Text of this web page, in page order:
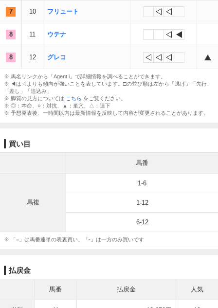
7 10 フリュート
8 11 ウテナ
8 12 グレコ
※ 馬名リンクから「Agent i」で詳細情報を調べることができます。
※ ◀︎は◁よりも傾向が強いことを表しています。□の並び順は左から「逃げ」「先行」
「差し」「追込み」
※ 脚質の見方については こちら をご覧ください。
※ ◎：本命、○：対抗、▲：単穴、△：連下
※ 予想発表後、一時間以内は最新情報を反映して内容が変更されることがあります。
買い目
馬番
馬複
1-6
1-12
6-12
※ 「=」は馬番連単の表裏買い、「-」は一方のみ買いです
払戻金
馬番 払戻金 人気